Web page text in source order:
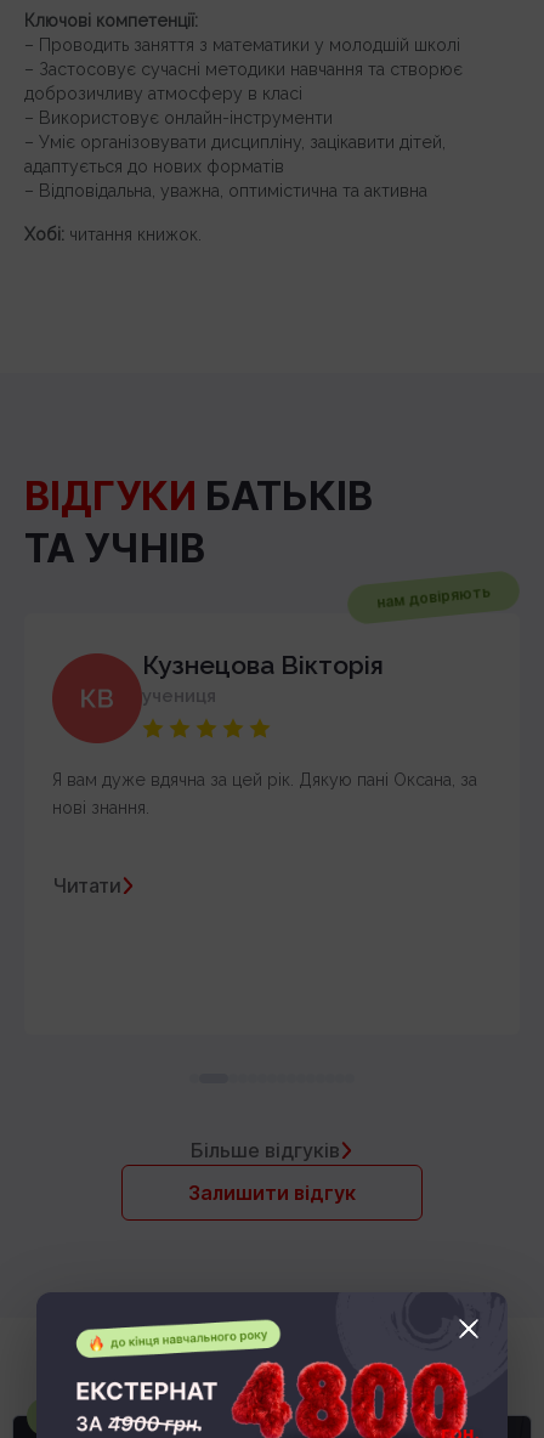
Ключові компетенції:
– Проводить заняття з математики у молодшій школі
– Застосовує сучасні методики навчання та створює
доброзичливу атмосферу в класі
– Використовує онлайн-інструменти
– Уміє організовувати дисципліну, зацікавити дітей,
адаптується до нових форматів
– Відповідальна, уважна, оптимістична та активна
Хобі: читання книжок.
ВІДГУКИ БАТЬКІВ
ТА УЧНІВ
нам довіряють
Кузнецова Вікторія
учениця
Я вам дуже вдячна за цей рік. Дякую пані Оксана, за
нові знання.
Читати
Більше відгуків
Залишити відгук
Чи підійде це моїй дитині?